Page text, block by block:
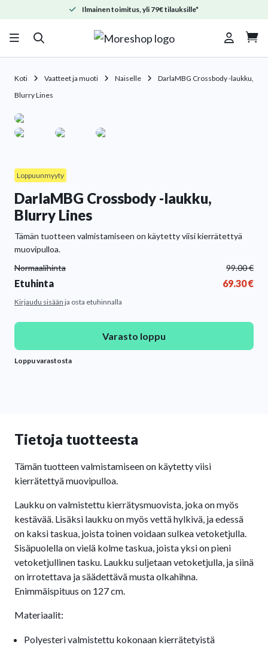
Ilmainen toimitus, yli 79€ tilauksille*

Koti Vaatteet ja muoti Naiselle
DarlaMBG Crossbody -laukku,
Blurry Lines
Loppuunmyyty
DarlaMBG Crossbody -laukku,
Blurry Lines
Tämän tuotteen valmistamiseen on käytetty viisi kierrätettyä
muovipulloa.
Normaalihinta
99.00€
Etuhinta 69.30€
Kirjaudu sisään ja osta etuhinnalla
Varasto loppu
Loppu varastosta
Tietoja tuotteesta
Tämän tuotteen valmistamiseen on käytetty viisi
kierrätettyä muovipulloa.
Laukku on valmistettu kierrätysmuovista, joka on myös
kestävää. Lisäksi laukku on myös vettä hylkivä, ja edessä
on kaksi taskua, joista toinen voidaan sulkea vetoketjulla.
Sisäpuolella on vielä kolme taskua, joista yksi on pieni
vetoketjullinen tasku. Laukku suljetaan vetoketjulla, ja siinä
on irrotettava ja säädettävä musta olkahihna.
Enimmäispituus on 127 cm.
Materiaalit:
Polyesteri valmistettu kokonaan kierrätetyistä